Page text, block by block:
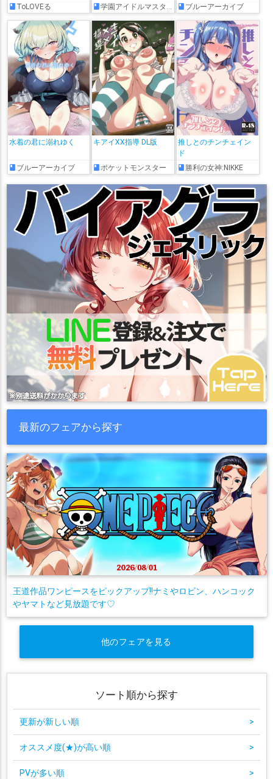
ToLOVEる 学園アイドルマスター ブルーアーカイブ
水着の君に溺れゆく
ブルーアーカイブ
キアイXX指導 DL版
ポケットモンスター
推しとのチンチェイン
ド
勝利の女神:NIKKE
最新のフェアから探す
王道作品ワンピースをピックアップ!!ナミやロビン、ハンコック
やヤマトなど見放題です♡
他のフェアを見る
ソート順から探す
更新が新しい順 >
オススメ度(★)が高い順 >
PVが多い順 >